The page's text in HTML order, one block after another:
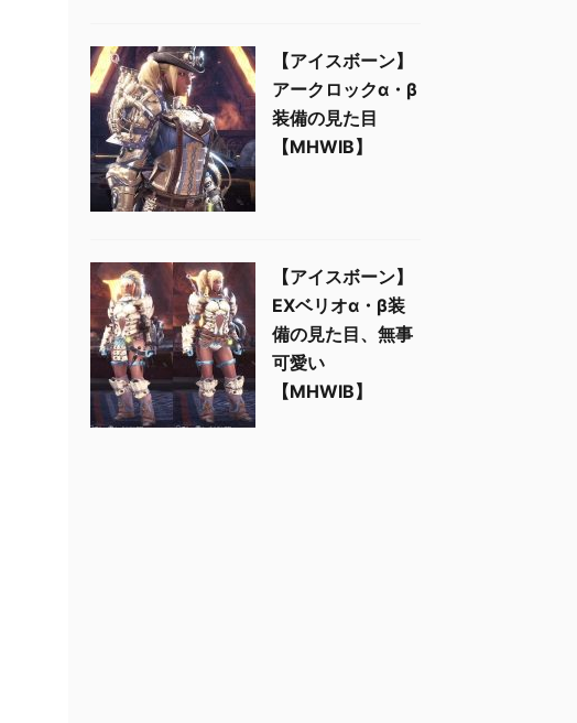
【アイスボーン】
アークロックα・β
装備の見た目
【MHWIB】
【アイスボーン】
EXベリオα・β装
備の見た目、無事
可愛い
【MHWIB】